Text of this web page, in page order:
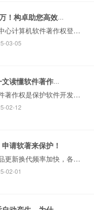
软著登记突破282万！构卓助您高效完成软著申请！
根据中国版权保护中心计算机软件著作权登记信息统计，2024年全国计算机软件著作权登记量突破282万件，同比增长13.31%，整体呈现快速增长趋势。从登···
03-05
软著怎么办理？一文读懂软件著作权全流程
在数字化时代，软件著作权是保护软件开发者权益的重要武器。它不仅能为软件提供法律保障，还在企业融资、项目申报等方面发挥关键作用。下面构卓企服就为大家详细···
02-12
请软著来保护！
当今社会，电子产品更新换代频率加快，各类软件开发层出不穷。对于软件开发者来说，最烦恼的莫过于付出很大成本辛苦研发的APP软件，刚一问世就被其他人抄袭！···
02-01